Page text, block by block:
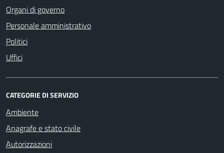
Organi di governo
Personale amministrativo
Politici
Uffici
CATEGORIE DI SERVIZIO
Ambiente
Anagrafe e stato civile
Autorizzazioni